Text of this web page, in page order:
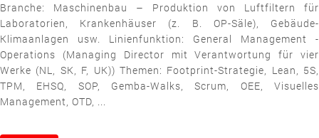
Branche: Maschinenbau – Produktion von Luftfiltern für
Laboratorien, Krankenhäuser (z. B. OP-Säle), Gebäude-
Klimaanlagen usw. Linienfunktion: General Management -
Operations (Managing Director mit Verantwortung für vier
Werke (NL, SK, F, UK)) Themen: Footprint-Strategie, Lean, 5S,
TPM, EHSQ, SOP, Gemba-Walks, Scrum, OEE, Visuelles
Management, OTD, ...